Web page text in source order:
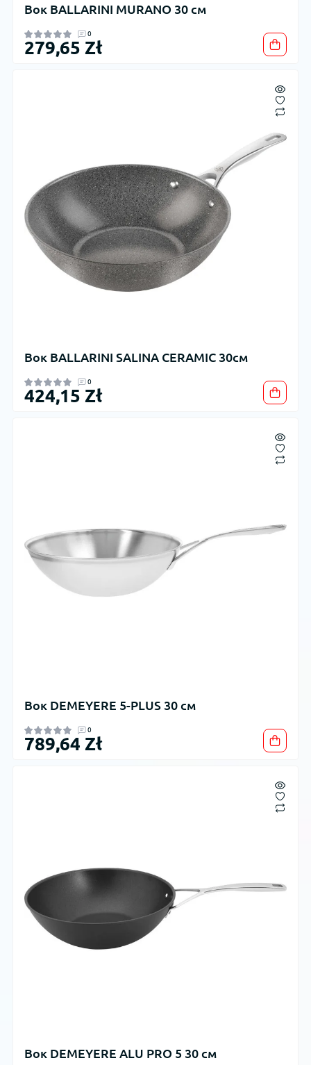
Вок BALLARINI MURANO 30 см
0
279,65 Zł
Вок BALLARINI SALINA CERAMIC 30см
0
424,15 Zł
Вок DEMEYERE 5-PLUS 30 см
0
789,64 Zł
Вок DEMEYERE ALU PRO 5 30 см